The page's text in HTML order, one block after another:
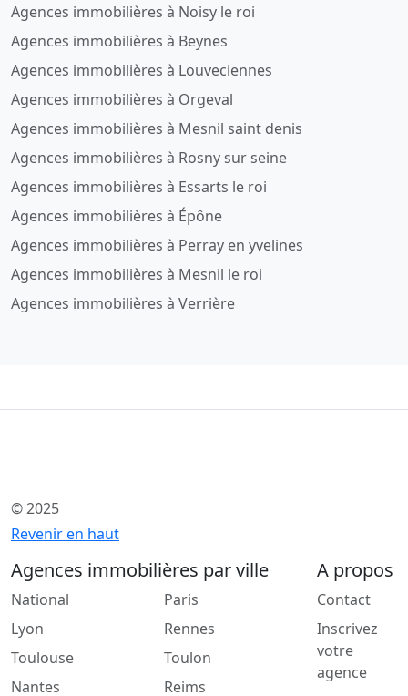
Agences immobilières à Noisy le roi
Agences immobilières à Beynes
Agences immobilières à Louveciennes
Agences immobilières à Orgeval
Agences immobilières à Mesnil saint denis
Agences immobilières à Rosny sur seine
Agences immobilières à Essarts le roi
Agences immobilières à Épône
Agences immobilières à Perray en yvelines
Agences immobilières à Mesnil le roi
Agences immobilières à Verrière
© 2025
Revenir en haut
Agences immobilières par ville
National
Lyon
Toulouse
Nantes
Paris
Rennes
Toulon
Reims
A propos
Contact
Inscrivez
votre
agence